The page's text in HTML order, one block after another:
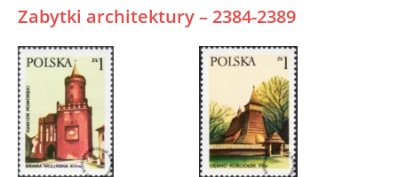
Zabytki architektury – 2384-2389